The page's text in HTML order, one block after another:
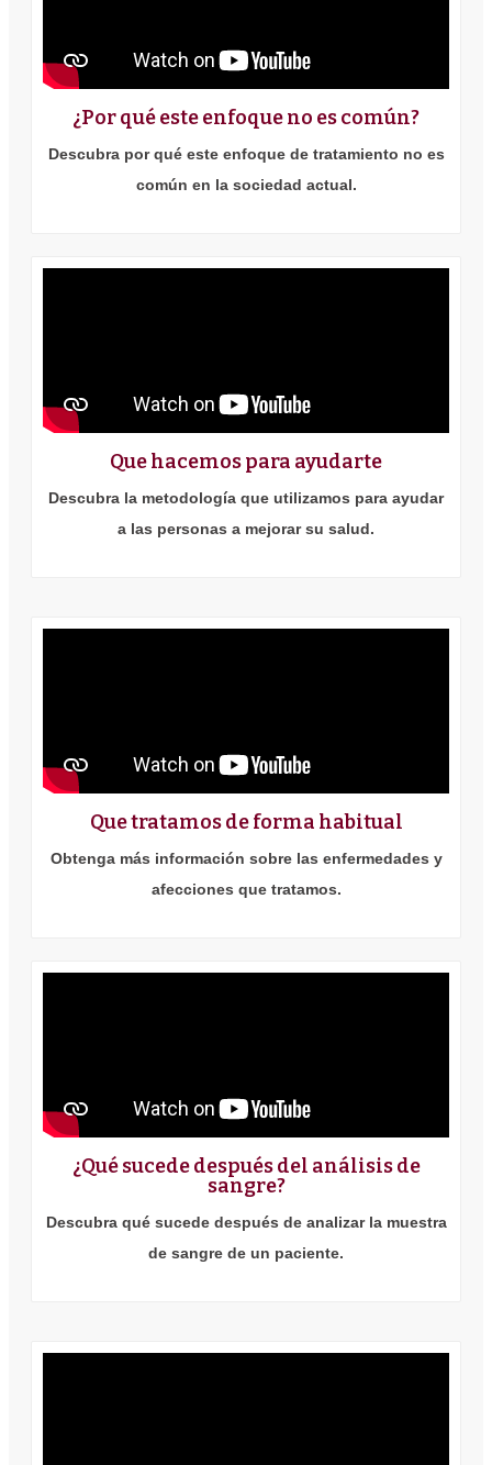
¿Por qué este enfoque no es común?
Descubra por qué este enfoque de tratamiento no es
común en la sociedad actual.
Que hacemos para ayudarte
Descubra la metodología que utilizamos para ayudar
a las personas a mejorar su salud.
Que tratamos de forma habitual
Obtenga más información sobre las enfermedades y
afecciones que tratamos.
¿Qué sucede después del análisis de
sangre?
Descubra qué sucede después de analizar la muestra
de sangre de un paciente.